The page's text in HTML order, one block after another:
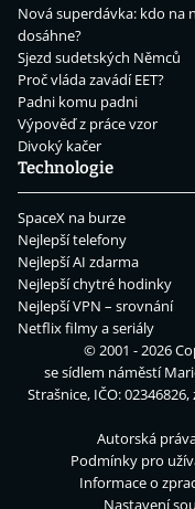
Nová superdávka: kdo na
dosáhne?
Sjezd sudetských Němců
Proč vláda zavádí EET?
Padni komu padni
Výpověď z práce vzor
Divoký kačer
Technologie
SpaceX na burze
Nejlepší telefony
Nejlepší AI zdarma
Nejlepší chytré hodinky
Nejlepší VPN – srovnání
Netflix filmy a seriály
© 2001 - 2026
se sídlem náměstí
Strašnice, IČO:
Autorská
Podmínky pro
Informace o
Nastavení